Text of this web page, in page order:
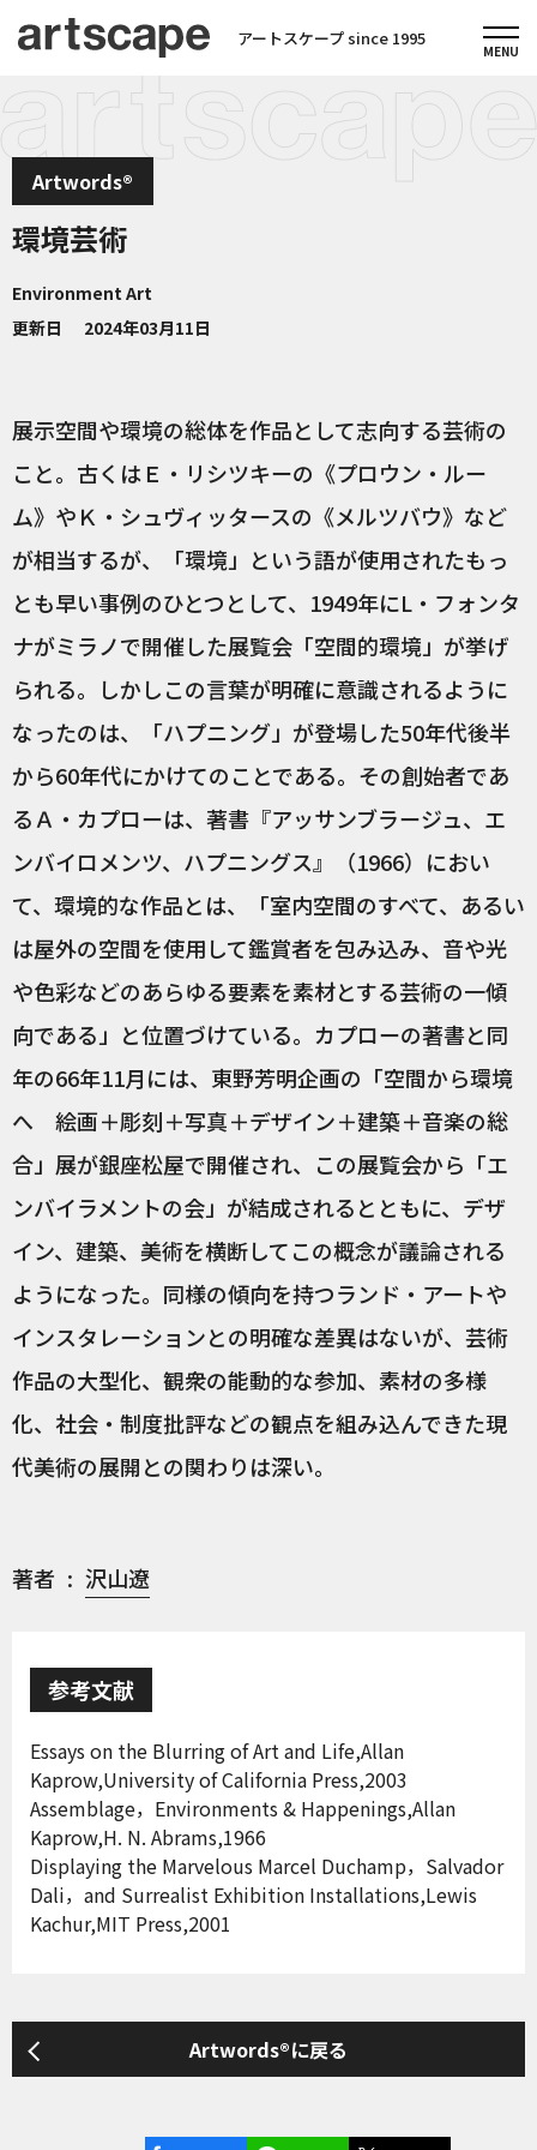
アートスケープ since 1995
Artwords®
環境芸術
Environment Art
更新日
2024年03月11日
展示空間や環境の総体を作品として志向する芸術の
こと。古くはＥ・リシツキーの《プロウン・ルー
ム》やＫ・シュヴィッタースの《メルツバウ》など
が相当するが、「環境」という語が使用されたもっ
とも早い事例のひとつとして、1949年にL・フォンタ
ナがミラノで開催した展覧会「空間的環境」が挙げ
られる。しかしこの言葉が明確に意識されるように
なったのは、「ハプニング」が登場した50年代後半
から60年代にかけてのことである。その創始者であ
るＡ・カプローは、著書『アッサンブラージュ、エ
ンバイロメンツ、ハプニングス』（1966）におい
て、環境的な作品とは、「室内空間のすべて、あるい
は屋外の空間を使用して鑑賞者を包み込み、音や光
や色彩などのあらゆる要素を素材とする芸術の一傾
向である」と位置づけている。カプローの著書と同
年の66年11月には、東野芳明企画の「空間から環境
へ 絵画＋彫刻＋写真＋デザイン＋建築＋音楽の総
合」展が銀座松屋で開催され、この展覧会から「エ
ンバイラメントの会」が結成されるとともに、デザ
イン、建築、美術を横断してこの概念が議論される
ようになった。同様の傾向を持つランド・アートや
インスタレーションとの明確な差異はないが、芸術
作品の大型化、観衆の能動的な参加、素材の多様
化、社会・制度批評などの観点を組み込んできた現
代美術の展開との関わりは深い。
著者 沢山遼
参考文献
Essays on the Blurring of Art and Life,Allan
Kaprow,University of California Press,2003
Assemblage，Environments & Happenings,Allan
Kaprow,H. N. Abrams,1966
Displaying the Marvelous Marcel Duchamp，Salvador
Dali，and Surrealist Exhibition Installations,Lewis
Kachur,MIT Press,2001
Artwords®に戻る